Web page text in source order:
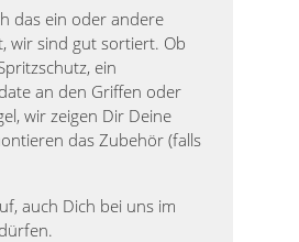
das ein oder andere
wir sind gut sortiert. Ob
ein
an den Griffen oder
wir zeigen Dir Deine
das Zubehör (falls
auch Dich bei uns im